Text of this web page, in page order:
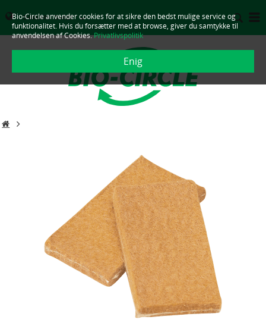
Bio-Circle anvender cookies for at sikre den bedst mulige service og
funktionalitet. Hvis du forsætter med at browse, giver du samtykke til
anvendelsen af Cookies.Privatlivspolitik
Enig
DANMARK - DANSK